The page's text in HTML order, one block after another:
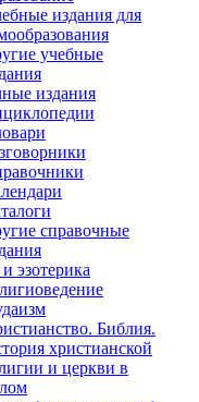
издания для
учебные
издания
справочные
эзотерика
Библия.
христианской
и церкви в